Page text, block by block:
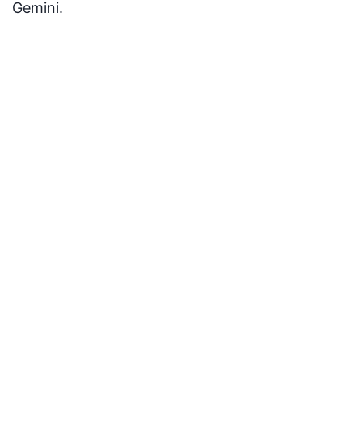
Gemini.